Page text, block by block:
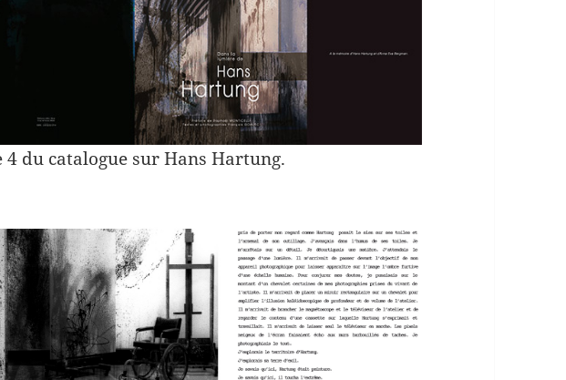
4 du catalogue sur Hans Hartung.